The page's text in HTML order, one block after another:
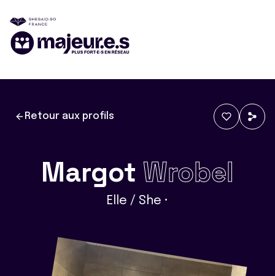
Retour aux profils
Margot Wrobel
Elle / She •